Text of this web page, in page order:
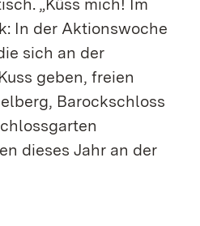
„Küss mich! Im
In der Aktionswoche
sich an der
geben, freien
Barockschloss
dieses Jahr an der